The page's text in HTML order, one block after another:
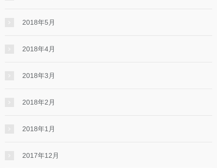
2018年5月
2018年4月
2018年3月
2018年2月
2018年1月
2017年12月